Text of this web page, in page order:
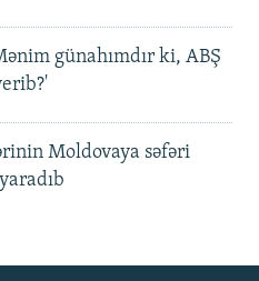
günahımdır ki, ABŞ
Moldovaya səfəri